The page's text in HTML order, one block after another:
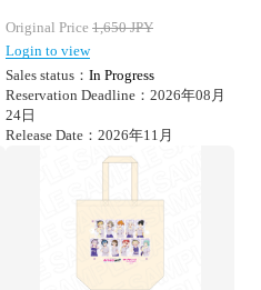
Original Price 1,650JPY
Login to view
Sales status： In Progress
Reservation Deadline：2026年08月
24日
Release Date：2026年11月